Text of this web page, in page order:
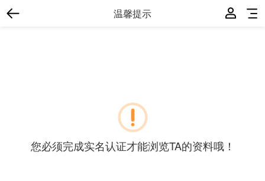
温馨提示
您必须完成实名认证才能浏览TA的资料哦！